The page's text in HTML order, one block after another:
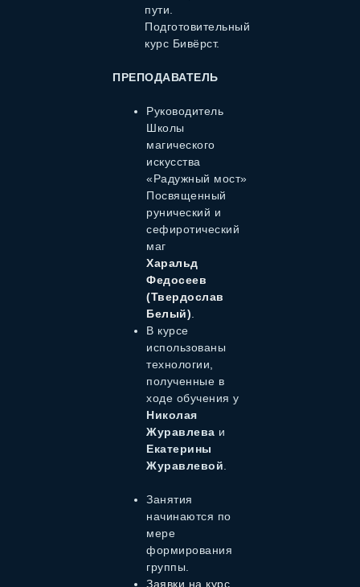
пути.
Подготовительный
курс Бивёрст.
ПРЕПОДАВАТЕЛЬ
Руководитель
Школы
магического
искусства
«Радужный мост»
Посвященный
рунический и
сефиротический
маг
Харальд
Федосеев
(Твердослав
Белый)
В курсе
использованы
технологии,
полученные в
ходе обучения у
Николая
Журавлева и
Екатерины
Журавлевой
Занятия
начинаются по
мере
формирования
группы.
Заявки на курс